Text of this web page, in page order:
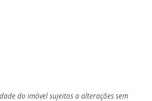
do imóvel sujeitos a alterações sem